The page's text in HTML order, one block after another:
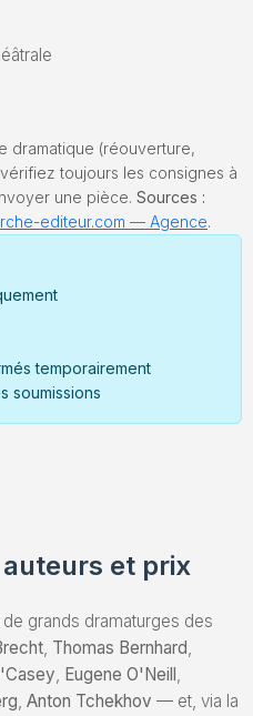
dramatique (réouverture,
toujours les consignes à
une pièce. Sources :
editeur.com — Agence.
temporairement
soumissions
et prix
grands dramaturges des
, Thomas Bernhard,
, Eugene O'Neill ,
, Anton Tchekhov — et, via la